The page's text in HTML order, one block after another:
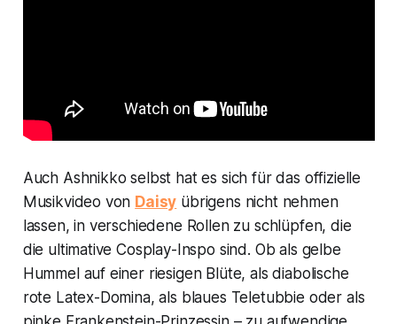
Auch Ashnikko selbst hat es sich für das offizielle
Musikvideo von Daisy übrigens nicht nehmen
lassen, in verschiedene Rollen zu schlüpfen, die
die ultimative Cosplay-Inspo sind. Ob als gelbe
Hummel auf einer riesigen Blüte, als diabolische
rote Latex-Domina, als blaues Teletubbie oder als